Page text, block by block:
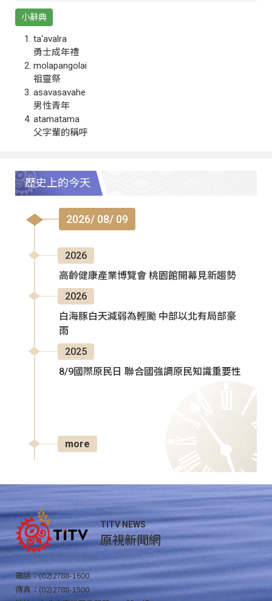
小辭典
ta‘avalra
勇士成年禮
molapangolai
祖靈祭
asavasavahe
男性青年
atamatama
父字輩的稱呼
歷史上的今天
2026/ 08/ 09
2026
高齡健康產業博覽會 桃園館開幕見新趨勢
2026
白海豚白天減弱為輕颱 中部以北有局部豪
雨
2025
8/9國際原民日 聯合國強調原民知識重要性
more
TITV NEWS
原視新聞網
電話：(02)2788-1600
傳真：(02)2788-1500